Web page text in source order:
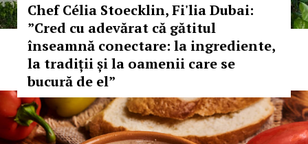
Chef Célia Stoecklin, Fi'lia Dubai:
”Cred cu adevărat că gătitul
înseamnă conectare: la ingrediente,
la tradiții și la oamenii care se
bucură de el”